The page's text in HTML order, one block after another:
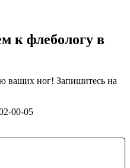
к флебологу в
ваших ног! Запишитесь на
00-05